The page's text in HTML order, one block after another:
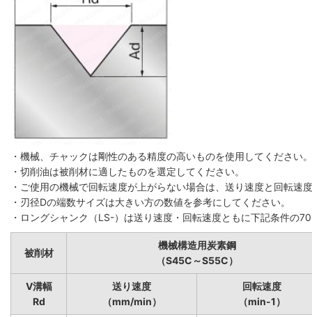
・機械、チャックは剛性のある精度の高いものを使用してください。
・切削油は被削材に適したものを選定してください。
・ご使用の機械で回転速度が上がらない場合は、送り速度と回転速
・刃径Dの端数サイズは大きい方の数値を参考にしてください。
・ロングシャンク（LS-）は送り速度・回転速度ともに下記条件の
被削材
機械構造用炭素鋼
（S45C～S55C）
V溝幅
Rd
送り速度
（mm/min）
回転速度
（min-1）